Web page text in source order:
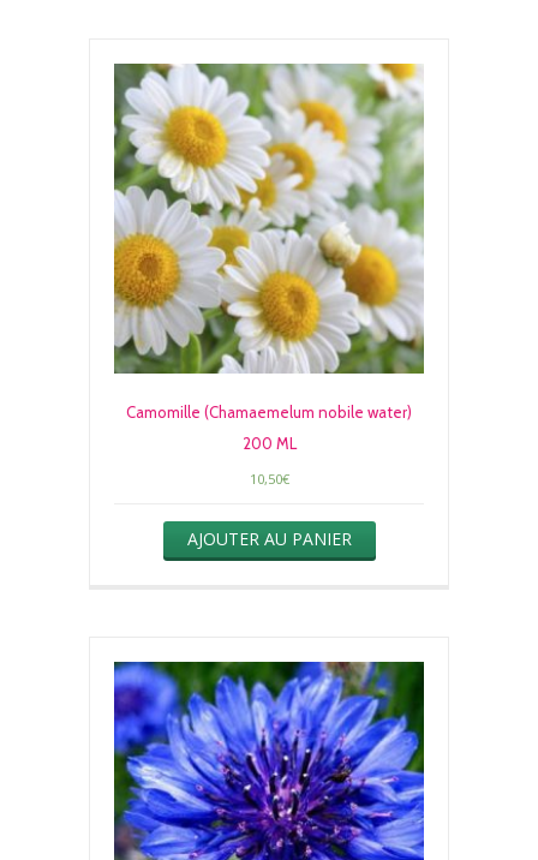
Camomille (Chamaemelum nobile water)
200 ML
10,50€
AJOUTER AU PANIER